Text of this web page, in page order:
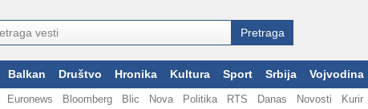
Balkan Društvo Hronika Kultura Sport Srbija Vojvodina
Euronews Bloomberg Blic Nova Politika RTS Danas Novosti Kurir